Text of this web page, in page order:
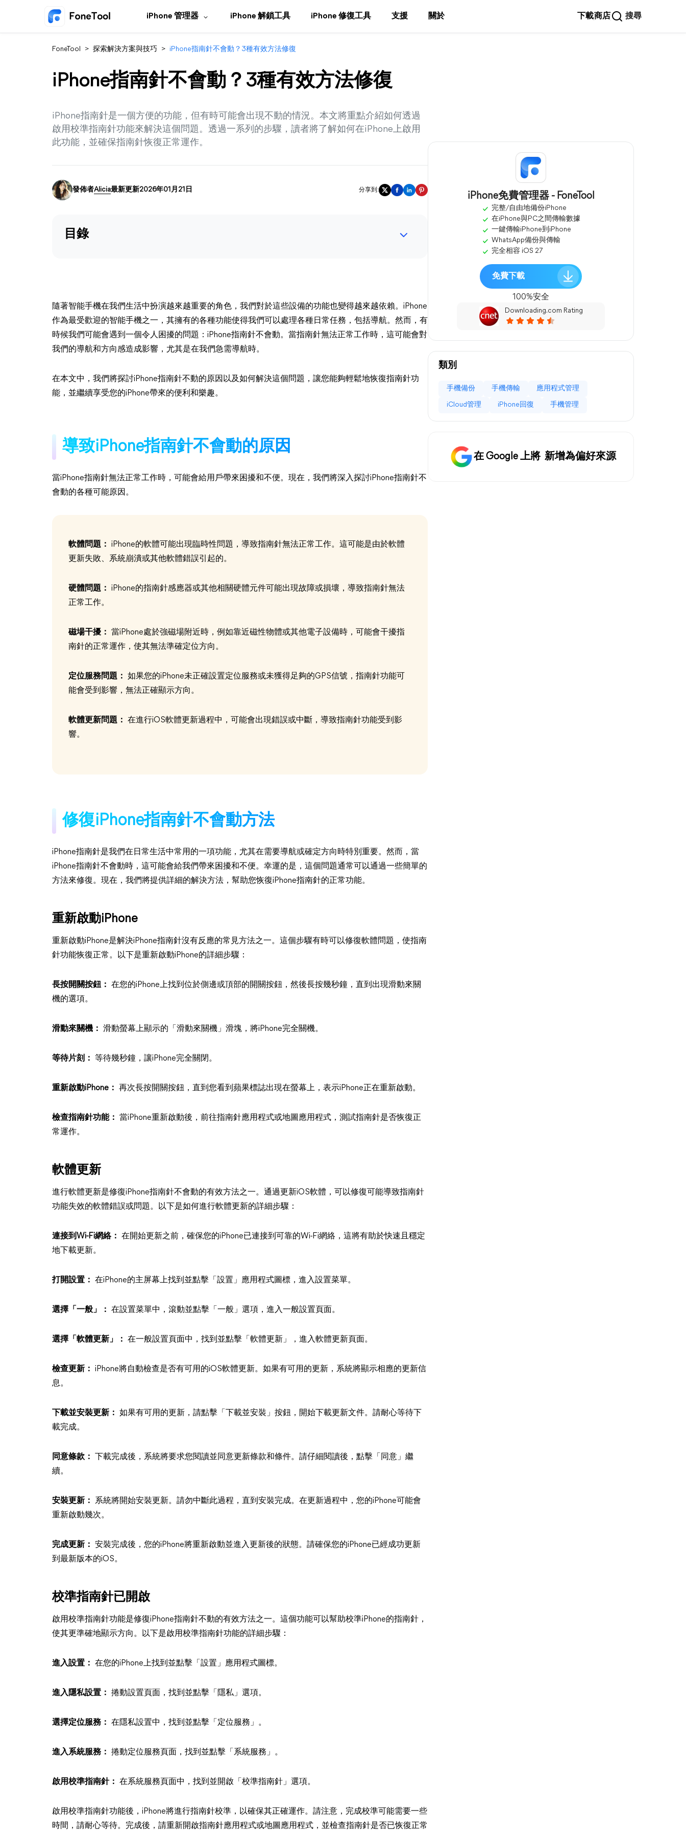
iPhone 管理器 iPhone 解鎖工具 iPhone 修復工具 支援 關於 下載商店 搜尋
FoneTool > 探索解決方案與技巧 > iPhone指南針不會動？3種有效方法修復
iPhone指南針不會動？3種有效方法修復
iPhone指南針是一個方便的功能，但有時可能會出現不動的情況。本文將重點介紹如何透過
啟用校準指南針功能來解決這個問題。透過一系列的步驟，讀者將了解如何在iPhone上啟用
此功能，並確保指南針恢復正常運作。
發佈者Alicia最新更新2026年01月21日 分享到:
目錄
隨著智能手機在我們生活中扮演越來越重要的角色，我們對於這些設備的功能也變得越來越依賴。iPhone
作為最受歡迎的智能手機之一，其擁有的各種功能使得我們可以處理各種日常任務，包括導航。然而，有
時候我們可能會遇到一個令人困擾的問題：iPhone指南針不會動。當指南針無法正常工作時，這可能會對
我們的導航和方向感造成影響，尤其是在我們急需導航時。
在本文中，我們將探討iPhone指南針不動的原因以及如何解決這個問題，讓您能夠輕鬆地恢復指南針功
能，並繼續享受您的iPhone帶來的便利和樂趣。
導致iPhone指南針不會動的原因
當iPhone指南針無法正常工作時，可能會給用戶帶來困擾和不便。現在，我們將深入探討iPhone指南針不
會動的各種可能原因。
軟體問題：
iPhone的軟體可能出現臨時性問題，導致指南針無法正常工作。這可能是由於軟體
更新失敗、系統崩潰或其他軟體錯誤引起的。
硬體問題：
iPhone的指南針感應器或其他相關硬體元件可能出現故障或損壞，導致指南針無法
正常工作。
磁場干擾：
當iPhone處於強磁場附近時，例如靠近磁性物體或其他電子設備時，可能會干擾指
南針的正常運作，使其無法準確定位方向。
定位服務問題：
如果您的iPhone未正確設置定位服務或未獲得足夠的GPS信號，指南針功能可
能會受到影響，無法正確顯示方向。
軟體更新問題：
在進行iOS軟體更新過程中，可能會出現錯誤或中斷，導致指南針功能受到影
響。
修復iPhone指南針不會動方法
iPhone指南針是我們在日常生活中常用的一項功能，尤其在需要導航或確定方向時特別重要。然而，當
iPhone指南針不會動時，這可能會給我們帶來困擾和不便。幸運的是，這個問題通常可以通過一些簡單的
方法來修復。現在，我們將提供詳細的解決方法，幫助您恢復iPhone指南針的正常功能。
重新啟動iPhone
重新啟動iPhone是解決iPhone指南針沒有反應的常見方法之一。這個步驟有時可以修復軟體問題，使指南
針功能恢復正常。以下是重新啟動iPhone的詳細步驟：
長按開關按鈕：
在您的iPhone上找到位於側邊或頂部的開關按鈕，然後長按幾秒鐘，直到出現滑動來關
機的選項。
滑動來關機： 滑動螢幕上顯示的「滑動來關機」滑塊，將iPhone完全關機。
等待片刻： 等待幾秒鐘，讓iPhone完全關閉。
重新啟動iPhone： 再次長按開關按鈕，直到您看到蘋果標誌出現在螢幕上，表示iPhone正在重新啟動。
檢查指南針功能：
當iPhone重新啟動後，前往指南針應用程式或地圖應用程式，測試指南針是否恢復正
常運作。
軟體更新
進行軟體更新是修復iPhone指南針不會動的有效方法之一。通過更新iOS軟體，可以修復可能導致指南針
功能失效的軟體錯誤或問題。以下是如何進行軟體更新的詳細步驟：
連接到Wi-Fi網絡：
在開始更新之前，確保您的iPhone已連接到可靠的Wi-Fi網絡，這將有助於快速且穩定
地下載更新。
打開設置： 在iPhone的主屏幕上找到並點擊「設置」應用程式圖標，進入設置菜單。
選擇「一般」： 在設置菜單中，滾動並點擊「一般」選項，進入一般設置頁面。
選擇「軟體更新」： 在一般設置頁面中，找到並點擊「軟體更新」，進入軟體更新頁面。
檢查更新：
iPhone將自動檢查是否有可用的iOS軟體更新。如果有可用的更新，系統將顯示相應的更新信
息。
下載並安裝更新：
如果有可用的更新，請點擊「下載並安裝」按鈕，開始下載更新文件。請耐心等待下
載完成。
同意條款：
下載完成後，系統將要求您閱讀並同意更新條款和條件。請仔細閱讀後，點擊「同意」繼
續。
安裝更新：
系統將開始安裝更新。請勿中斷此過程，直到安裝完成。在更新過程中，您的iPhone可能會
重新啟動幾次。
完成更新：
安裝完成後，您的iPhone將重新啟動並進入更新後的狀態。請確保您的iPhone已經成功更新
到最新版本的iOS。
校準指南針已開啟
啟用校準指南針功能是修復iPhone指南針不動的有效方法之一。這個功能可以幫助校準iPhone的指南針，
使其更準確地顯示方向。以下是啟用校準指南針功能的詳細步驟：
進入設置： 在您的iPhone上找到並點擊「設置」應用程式圖標。
進入隱私設置： 捲動設置頁面，找到並點擊「隱私」選項。
選擇定位服務： 在隱私設置中，找到並點擊「定位服務」。
進入系統服務： 捲動定位服務頁面，找到並點擊「系統服務」。
啟用校準指南針： 在系統服務頁面中，找到並開啟「校準指南針」選項。
啟用校準指南針功能後，iPhone將進行指南針校準，以確保其正確運作。請注意，完成校準可能需要一些
時間，請耐心等待。完成後，請重新開啟指南針應用程式或地圖應用程式，並檢查指南針是否已恢復正常
iPhone免費管理器 - FoneTool
完整/自由地備份iPhone
在iPhone與PC之間傳輸數據
一鍵傳輸iPhone到iPhone
WhatsApp備份與傳輸
完全相容 iOS 27
免費下載
100%安全
Downloading.com Rating
類別
手機備份 手機傳輸 應用程式管理
iCloud管理 iPhone回復 手機管理
在 Google 上將 新增為偏好來源